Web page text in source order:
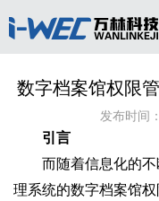
数字档案馆权限
发布时间：
引言
而随着信息化的
理系统的数字档案馆